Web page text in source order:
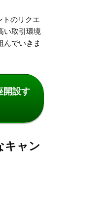
トのリクエ
い取引環境
んでいきま
開設す
キャン